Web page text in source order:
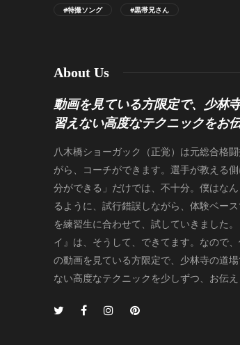
#特撮ソング #黒帯兄さん
About Us
動画を見ている方限定で、少林
習えない高度なテクニックをお
八木橋ショーガック（正覚）は元総合格
がら、コーチができます。選手が教える
分ができる」だけでは、不十分。僕はな
るように、試行錯誤しながら、体験ベー
を練習生に合わせて、試していきました
イ』は、そうして、できてます。なので
の動画を見ている方限定で、少林寺の道
ない高度なテクニックを少しずつ、お伝え